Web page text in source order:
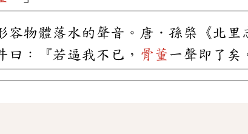
容物體落水的聲音。唐．孫棨《北里
曰：『若逼我不已， 骨董一聲即了矣